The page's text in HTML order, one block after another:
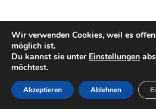
©2021 - UWE
IMPRESSUM |
Wir verwenden Cookies, weil es
möglich ist.
Du kannst sie unter Einstellungen
möchtest.
Akzeptieren Ablehnen